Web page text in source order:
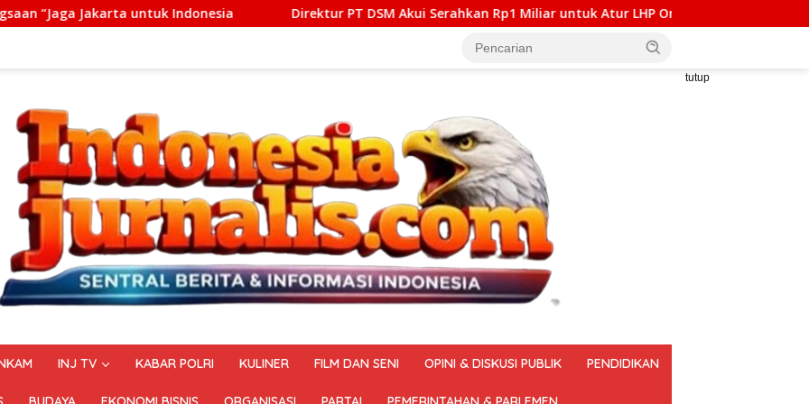
Indonesia Direktur PT DSM Akui Serahkan Rp1 Miliar untuk Atur LHP Ombudsman RI Polda Metro Jaya
tutup
INJ TV KABAR POLRI KULINER FILM DAN SENI OPINI & DISKUSI PUBLIK PENDIDIKAN